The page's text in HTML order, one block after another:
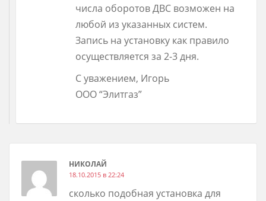
числа оборотов ДВС возможен на
любой из указанных систем.
Запись на установку как правило
осуществляется за 2-3 дня.
С уважением, Игорь
ООО “Элитгаз”
НИКОЛАЙ
18.10.2015 в 22:24
сколько подобная установка для